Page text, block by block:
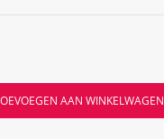
AAN WINKELWAGEN